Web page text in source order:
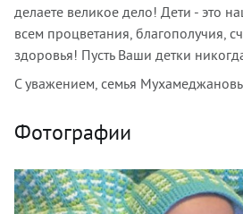
делаете великое дело! Дети - это
всем процветания, благополучия,
здоровья! Пусть Ваши детки
С уважением, семья
Фотографии